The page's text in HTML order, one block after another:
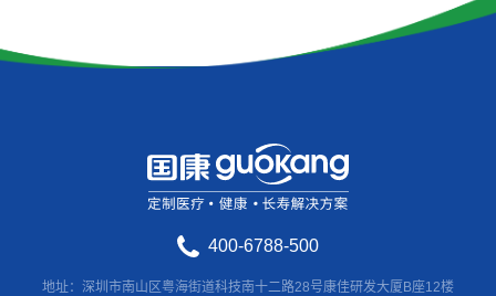
400-6788-500
地址：深圳市南山区粤海街道科技南十二路28号康佳研发大厦B座12楼